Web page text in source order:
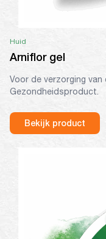
Huid
Arniflor gel
Voor de verzorging
Gezondheidsproduct.
Bekijk product